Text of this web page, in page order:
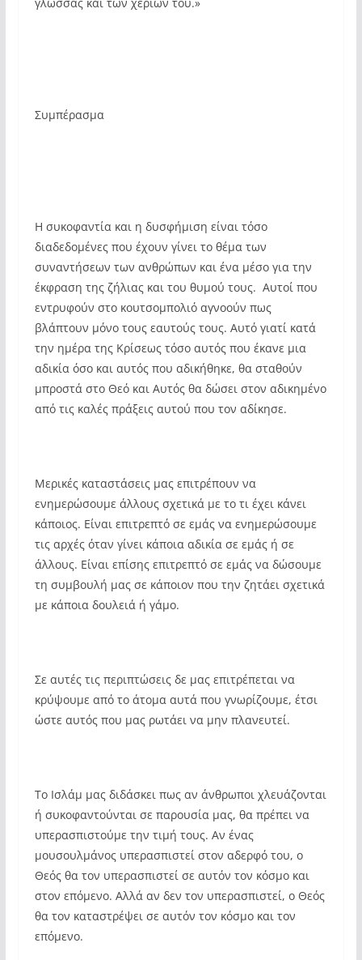
Συμπέρασμα
Η συκοφαντία και η δυσφήμιση είναι τόσο
διαδεδομένες που έχουν γίνει το θέμα των
συναντήσεων των ανθρώπων και ένα μέσο για την
έκφραση της ζήλιας και του θυμού τους. Αυτοί που
εντρυφούν στο κουτσομπολιό αγνοούν πως
βλάπτουν μόνο τους εαυτούς τους. Αυτό γιατί κατά
την ημέρα της Κρίσεως τόσο αυτός που έκανε μια
αδικία όσο και αυτός που αδικήθηκε, θα σταθούν
μπροστά στο Θεό και Αυτός θα δώσει στον αδικημένο
από τις καλές πράξεις αυτού που τον αδίκησε.
Μερικές καταστάσεις μας επιτρέπουν να
ενημερώσουμε άλλους σχετικά με το τι έχει κάνει
κάποιος. Είναι επιτρεπτό σε εμάς να ενημερώσουμε
τις αρχές όταν γίνει κάποια αδικία σε εμάς ή σε
άλλους. Είναι επίσης επιτρεπτό σε εμάς να δώσουμε
τη συμβουλή μας σε κάποιον που την ζητάει σχετικά
με κάποια δουλειά ή γάμο.
Σε αυτές τις περιπτώσεις δε μας επιτρέπεται να
κρύψουμε από το άτομα αυτά που γνωρίζουμε, έτσι
ώστε αυτός που μας ρωτάει να μην πλανευτεί.
Το Ισλάμ μας διδάσκει πως αν άνθρωποι χλευάζονται
ή συκοφαντούνται σε παρουσία μας, θα πρέπει να
υπερασπιστούμε την τιμή τους. Αν ένας
μουσουλμάνος υπερασπιστεί στον αδερφό του, ο
Θεός θα τον υπερασπιστεί σε αυτόν τον κόσμο και
στον επόμενο. Αλλά αν δεν τον υπερασπιστεί, ο Θεός
θα τον καταστρέψει σε αυτόν τον κόσμο και τον
επόμενο.